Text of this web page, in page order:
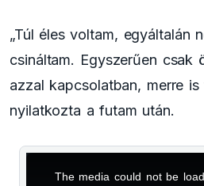
„Túl éles voltam, egyáltalán
csináltam. Egyszerűen csak
azzal kapcsolatban, merre
nyilatkozta a futam után.
The media could not be